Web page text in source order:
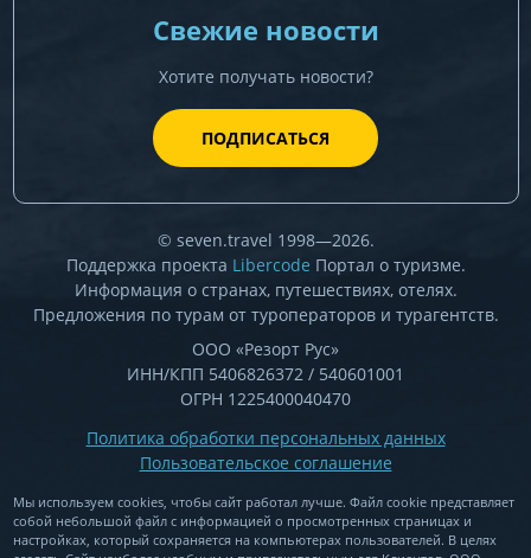
Свежие новости
Хотите получать новости?
ПОДПИСАТЬСЯ
© seven.travel 1998—2026.
Поддержка проекта Libercode Портал о туризме.
Информация о странах, путешествиях, отелях.
Предложения по турам от туроператоров и турагентств.
ООО «Резорт Рус»
ИНН/КПП 5406826372 / 540601001
ОГРН 1225400040470
Политика обработки персональных данных
Пользовательское соглашение
Мы используем cookies, чтобы сайт работал лучше. Файл cookie представляет
собой небольшой файл c информацией о просмотренных страницах и
настройках, который сохраняется на компьютерах пользователей. В целях